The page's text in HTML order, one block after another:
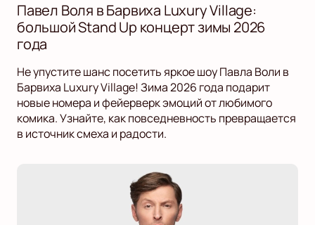
Павел Воля в Барвиха Luxury Village:
большой Stand Up концерт зимы 2026
года
Не упустите шанс посетить яркое шоу Павла Воли в
Барвиха Luxury Village! Зима 2026 года подарит
новые номера и фейерверк эмоций от любимого
комика. Узнайте, как повседневность превращается
в источник смеха и радости.